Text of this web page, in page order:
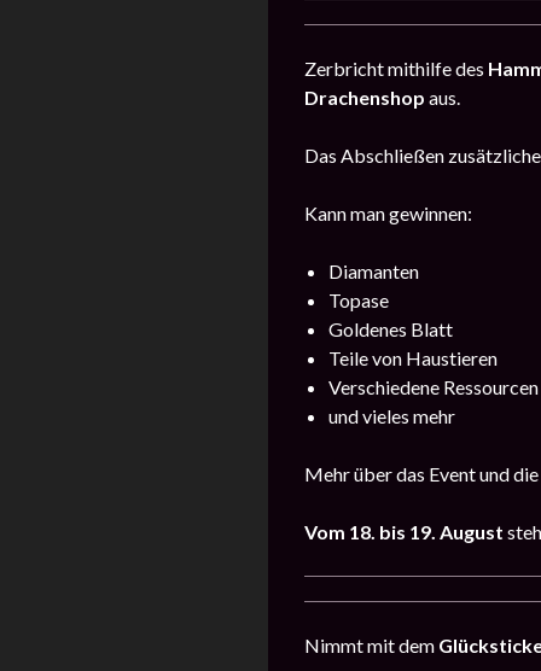
Zerbricht mithilfe des
Drachenshop aus.
Das Abschließen
Kann man gewinnen:
Diamanten
Topase
Goldenes Blatt
Teile von Haustieren
Verschiedene
und vieles mehr
Mehr über das Event und
Vom 18. bis 19. August
Nimmt mit dem